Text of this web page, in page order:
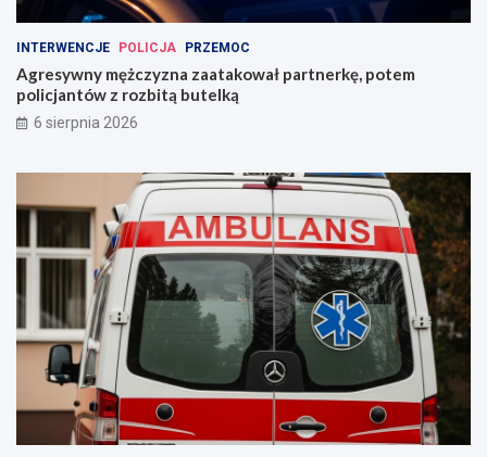
INTERWENCJE POLICJA PRZEMOC
Agresywny mężczyzna zaatakował partnerkę, potem
policjantów z rozbitą butelką
6 sierpnia 2026